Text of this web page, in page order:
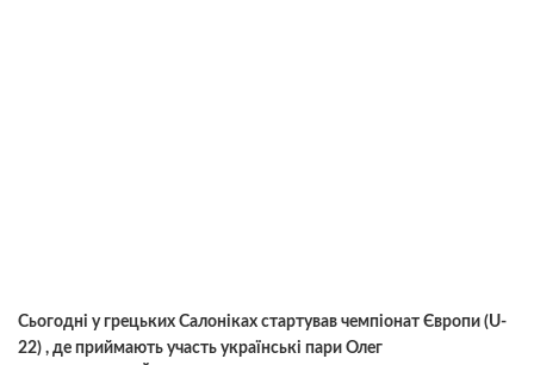
Сьогодні у грецьких Салоніках стартував чемпіонат Європи (U-
22) , де приймають участь українські пари Олег